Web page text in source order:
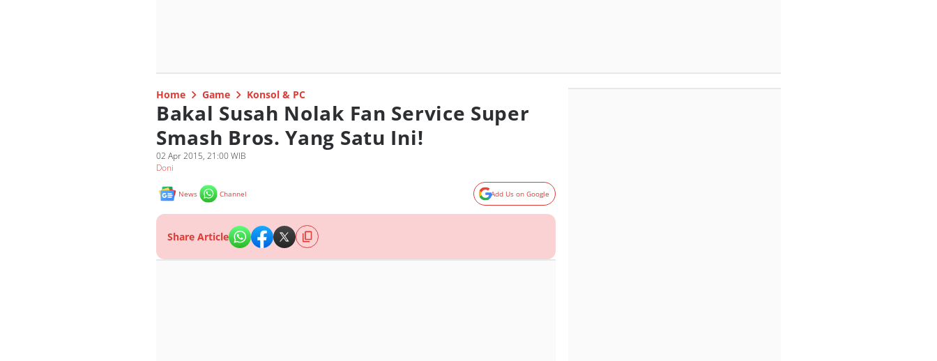
Home Game Konsol & PC
Bakal Susah Nolak Fan Service Super
Smash Bros. Yang Satu Ini!
02 Apr 2015, 21:00 WIB
Doni
News Channel Add Us on Google
Share Article